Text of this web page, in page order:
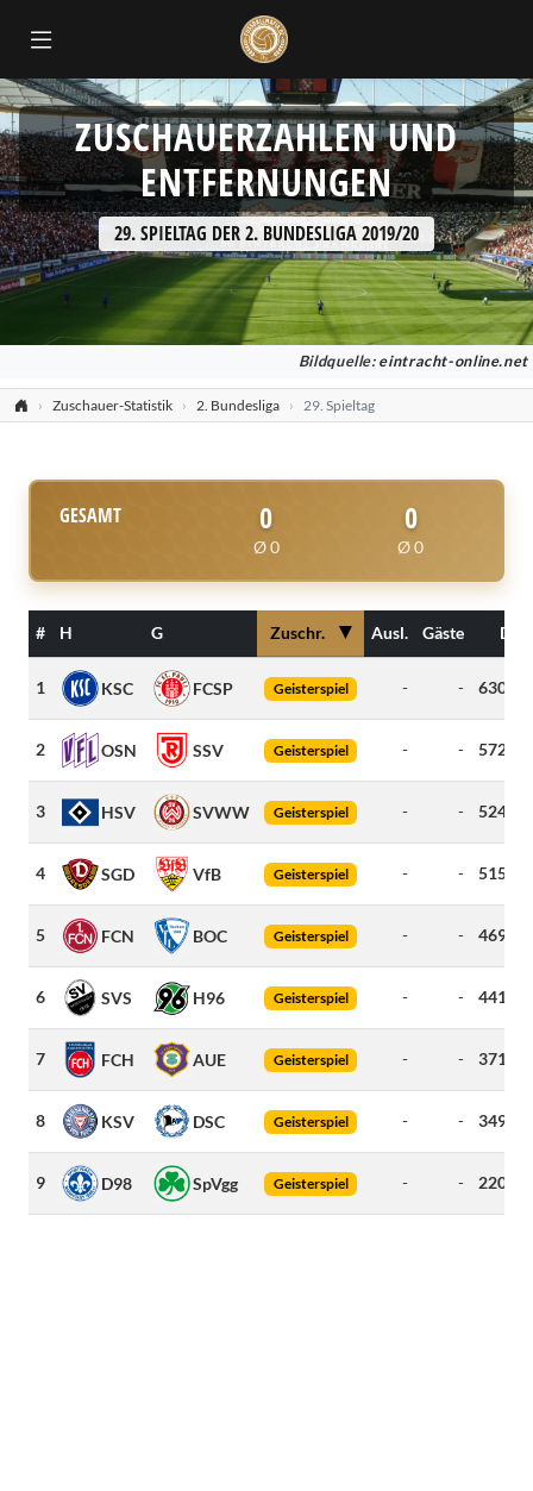
ZUSCHAUERZAHLEN UND
ENTFERNUNGEN
29. SPIELTAG DER 2. BUNDESLIGA 2019/20
Bildquelle: eintracht-online.net
Zuschauer-Statistik 2. Bundesliga 29. Spieltag
GESAMT 0
Ø 0
0
Ø 0
# H G Zuschr. ▼ Ausl. Gäste Dist.
1 KSC FCSP Geisterspiel - - 630
2 OSN SSV Geisterspiel - - 572
3 HSV SVWW Geisterspiel - - 524
4 SGD VfB Geisterspiel - - 515
5 FCN BOC Geisterspiel - - 469
6 SVS H96 Geisterspiel - - 441
7 FCH AUE Geisterspiel - - 371
8 KSV DSC Geisterspiel - - 349
9 D98 SpVgg Geisterspiel - - 220